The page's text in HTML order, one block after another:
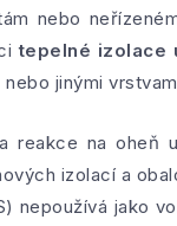
nebo
tepelné izolace
jinými
reakce na oheň
izolací a
nepoužívá jako